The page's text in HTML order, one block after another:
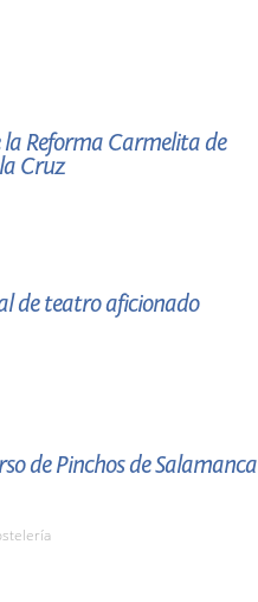
la Reforma Carmelita de
Cruz
de teatro aficionado
de Pinchos de Salamanca